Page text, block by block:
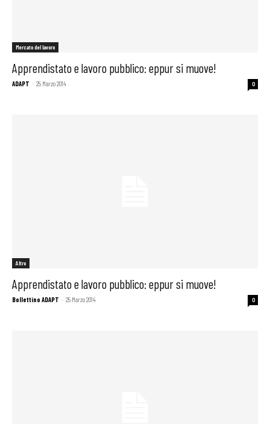
Mercato del lavoro
Apprendistato e lavoro pubblico: eppur si muove!
ADAPT - 25 Marzo 2014 0
Altro
Apprendistato e lavoro pubblico: eppur si muove!
Bollettino ADAPT - 25 Marzo 2014 0